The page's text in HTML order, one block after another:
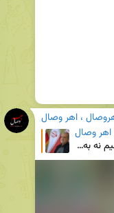
، اهر وصال
اهر وصال
🎦 پزشکیان: باید پُست‌ها را به افراد شایسته بدهیم نه به هم‌جناحی‌های خودمان 🔹نباید این طور باشد که